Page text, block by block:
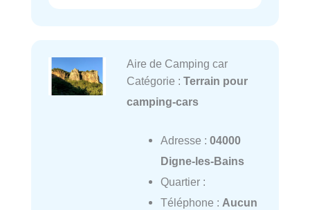
Aire de Camping car
Catégorie : Terrain pour
camping-cars
Adresse : 04000
Digne-les-Bains
Quartier :
Téléphone : Aucun